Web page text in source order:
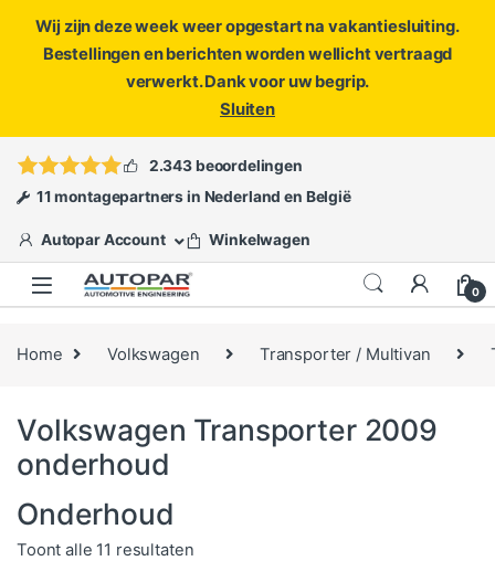
Wij zijn deze week weer opgestart na vakantiesluiting.
Bestellingen en berichten worden wellicht vertraagd
verwerkt. Dank voor uw begrip.
Sluiten
ofopen een ticket
2.343 beoordelingen
11 montagepartners in Nederland en België
Autopar Account Winkelwagen
0
Home Volkswagen Transporter / Multivan
Volkswagen Transporter 2009
onderhoud
Onderhoud
Toont alle 11 resultatenGesorteerd op populariteit